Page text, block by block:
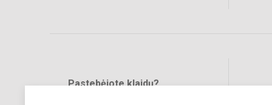
Pastebėjote klaidų?